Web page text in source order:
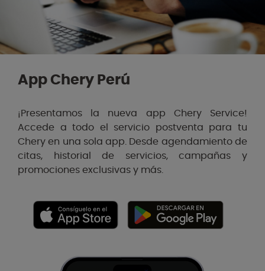
App Chery Perú
¡Presentamos la nueva app Chery Service!
Accede a todo el servicio postventa para tu
Chery en una sola app. Desde agendamiento de
citas, historial de servicios, campañas y
promociones exclusivas y más.